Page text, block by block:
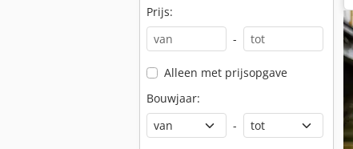
Prijs:
-
Alleen met prijsopgave
Bouwjaar:
-